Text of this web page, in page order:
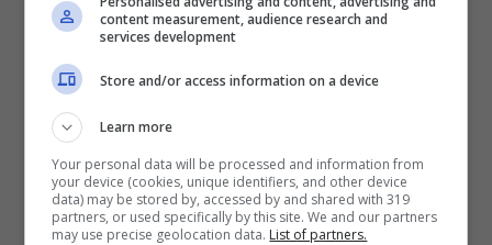
dubbi sulla solidità della televisione pubblica.
Quello che però poteva essere percepito
come un episodio isolato, con il passare del
tempo si è trasformato in una prassi. E oggi a
conduzione Raiè pronto a dire addio per
sempre alla rete.
content measurement, audience research and
services development
Store and/or access information on a device
Learn more
Your personal data will be processed and information from
your device (cookies, unique identifiers, and other device
data) may be stored by, accessed by and shared with 319
partners, or used specifically by this site. We and our partners
may use precise geolocation data. List of partners.